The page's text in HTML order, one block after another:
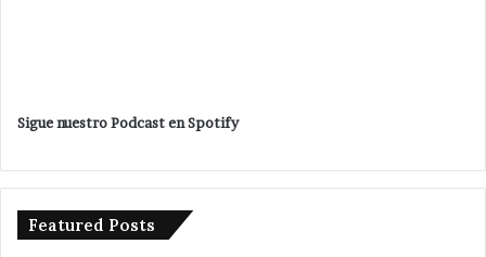
Sigue nuestro Podcast en Spotify
Featured Posts